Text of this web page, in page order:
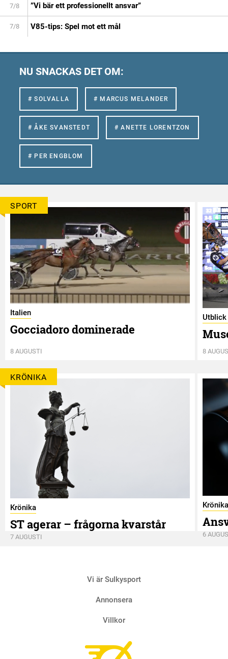
7/8 ”Vi bär ett professionellt ansvar”
7/8 V85-tips: Spel mot ett mål
NU SNACKAS DET OM:
# SOLVALLA # MARCUS MELANDER
# ÅKE SVANSTEDT # ANETTE LORENTZON
# PER ENGBLOM
SPORT
Italien
Gocciadoro dominerade
8 AUGUSTI
Utblick
8
KRÖNIKA
Krönika
ST agerar – frågorna kvarstår
7 AUGUSTI
Krönika
6
Vi är Sulkysport
Annonsera
Villkor